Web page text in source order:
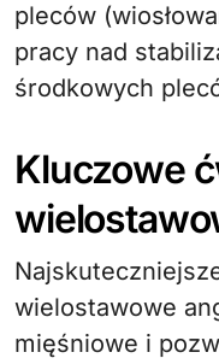
pleców
pracy nad
środkowych
Kluczowe
wielostawowe
mięśniowe i